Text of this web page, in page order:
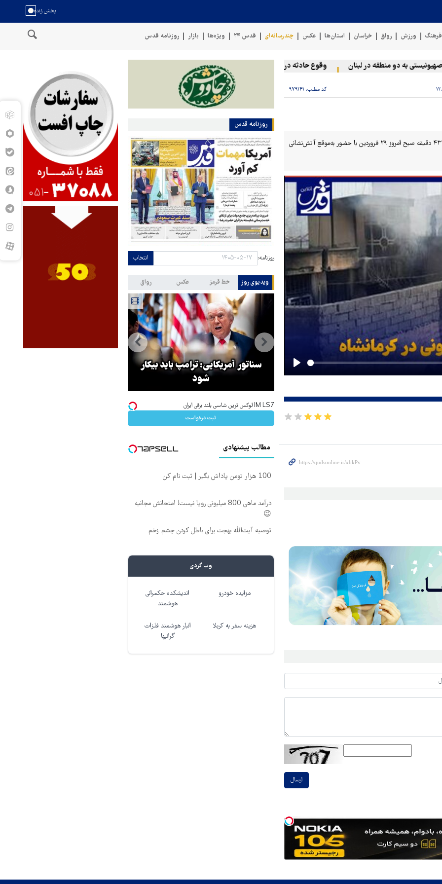
فرهنگ ورزش رواق خراسان استان‌ها عکس چندرسانه‌ای قدس ۲۴ ویژه‌ها بازار روزنامه قدس
به دو منطقه در لبنان وقوع حادثه دریایی در سواحل عمان سخنگوی نیروهای مسلح یمن: کشتی نفتی عربستان را با موشک بالستیک
کد مطلب: ۹۷۹۱۴۱
حادثه آتش‌سوزی منزل مسکونی در محله ده‌مجنون شهر کرمانشاه ساعت ۷ و ۴۳ دقیقه صبح امروز ۲۹ فروردین با حضور به‌موقع آتش‌نشانی
ارسال
روزنامه قدس
روزنامه: انتخاب
ویدیوی روز خط قرمز عکس رواق
جهانگیر: مبارزه با فساد در دستگاه
قضا بر اساس سند تحول پیگیری
می‌شود
سناتور آمریکایی: ترامپ باید بیکار
شود
سخنگوی قوه قضائیه: پرونده
IM LS7 لوکس ترین شاسی بلند برقی ایران
ثبت درخواست
مطالب پیشنهادی
100 هزار تومن پاداش بگیر | ثبت نام کن
درآمد ماهی 800 میلیونی رویا نیست! امتحانش مجانیه
😉
توصیه آیت‌الله بهجت برای باطل کردن چشم زخم
وب گردی
مزایده خودرو
اندیشکده حکمرانی
هوشمند
هزینه سفر به کربلا
انبار هوشمند فلزات
گرانبها